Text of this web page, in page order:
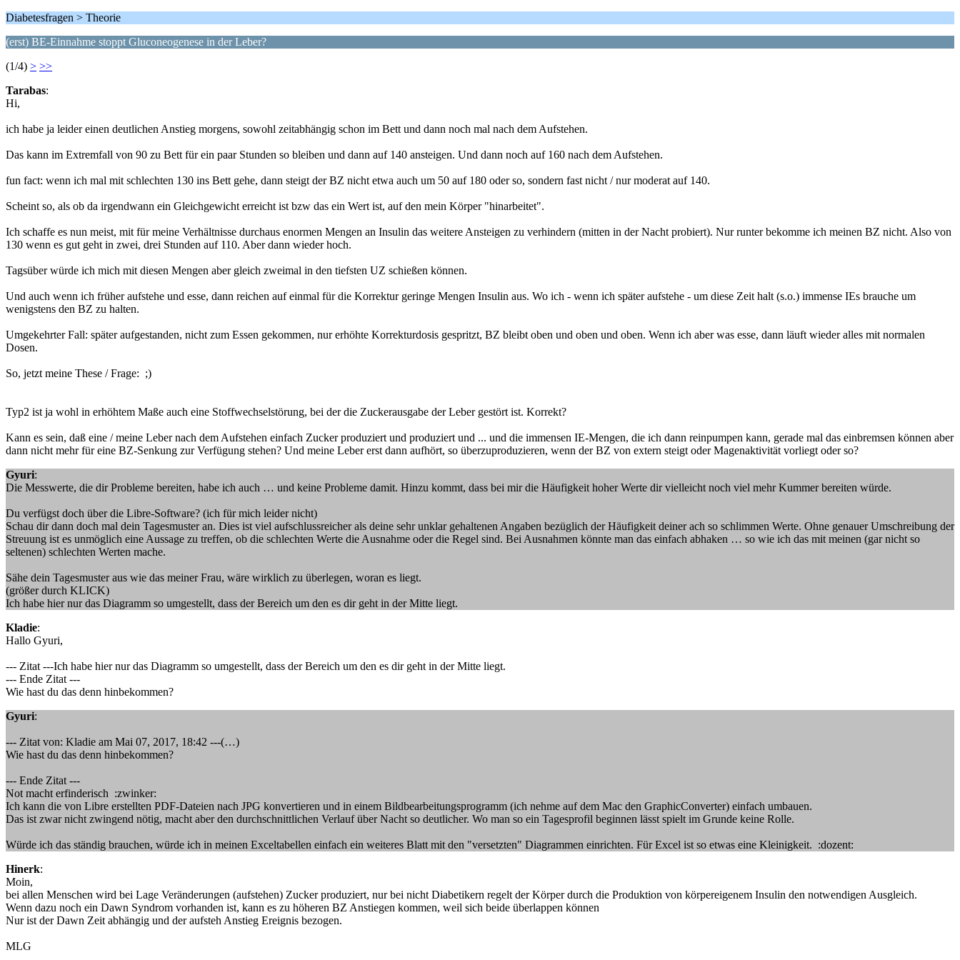
Diabetesfragen > Theorie
(erst) BE-Einnahme stoppt Gluconeogenese in der Leber?
(1/4) > >>
Tarabas:
Hi,
ich habe ja leider einen deutlichen Anstieg morgens, sowohl zeitabhängig schon im Bett und dann noch mal nach dem Aufstehen.
Das kann im Extremfall von 90 zu Bett für ein paar Stunden so bleiben und dann auf 140 ansteigen. Und dann noch auf 160 nach dem Aufstehen.
fun fact: wenn ich mal mit schlechten 130 ins Bett gehe, dann steigt der BZ nicht etwa auch um 50 auf 180 oder so, sondern fast nicht / nur moderat auf 140.
Scheint so, als ob da irgendwann ein Gleichgewicht erreicht ist bzw das ein Wert ist, auf den mein Körper "hinarbeitet".
Ich schaffe es nun meist, mit für meine Verhältnisse durchaus enormen Mengen an Insulin das weitere Ansteigen zu verhindern (mitten in der Nacht probiert). Nur runter bekomme ich meinen BZ nicht. Also von
130 wenn es gut geht in zwei, drei Stunden auf 110. Aber dann wieder hoch.
Tagsüber würde ich mich mit diesen Mengen aber gleich zweimal in den tiefsten UZ schießen können.
Und auch wenn ich früher aufstehe und esse, dann reichen auf einmal für die Korrektur geringe Mengen Insulin aus. Wo ich - wenn ich später aufstehe - um diese Zeit halt (s.o.) immense IEs brauche um
wenigstens den BZ zu halten.
Umgekehrter Fall: später aufgestanden, nicht zum Essen gekommen, nur erhöhte Korrekturdosis gespritzt, BZ bleibt oben und oben und oben. Wenn ich aber was esse, dann läuft wieder alles mit normalen
Dosen.
So, jetzt meine These / Frage: ;)
Typ2 ist ja wohl in erhöhtem Maße auch eine Stoffwechselstörung, bei der die Zuckerausgabe der Leber gestört ist. Korrekt?
Kann es sein, daß eine / meine Leber nach dem Aufstehen einfach Zucker produziert und produziert und ... und die immensen IE-Mengen, die ich dann reinpumpen kann, gerade mal das einbremsen können aber
dann nicht mehr für eine BZ-Senkung zur Verfügung stehen? Und meine Leber erst dann aufhört, so überzuproduzieren, wenn der BZ von extern steigt oder Magenaktivität vorliegt oder so?
Gyuri:
Die Messwerte, die dir Probleme bereiten, habe ich auch … und keine Probleme damit. Hinzu kommt, dass bei mir die Häufigkeit hoher Werte dir vielleicht noch viel mehr Kummer bereiten würde.
Du verfügst doch über die Libre-Software? (ich für mich leider nicht)
Schau dir dann doch mal dein Tagesmuster an. Dies ist viel aufschlussreicher als deine sehr unklar gehaltenen Angaben bezüglich der Häufigkeit deiner ach so schlimmen Werte. Ohne genauer Umschreibung der
Streuung ist es unmöglich eine Aussage zu treffen, ob die schlechten Werte die Ausnahme oder die Regel sind. Bei Ausnahmen könnte man das einfach abhaken … so wie ich das mit meinen (gar nicht so
seltenen) schlechten Werten mache.
Sähe dein Tagesmuster aus wie das meiner Frau, wäre wirklich zu überlegen, woran es liegt.
(größer durch KLICK)
Ich habe hier nur das Diagramm so umgestellt, dass der Bereich um den es dir geht in der Mitte liegt.
Kladie:
Hallo Gyuri,
--- Zitat ---Ich habe hier nur das Diagramm so umgestellt, dass der Bereich um den es dir geht in der Mitte liegt.
--- Ende Zitat ---
Wie hast du das denn hinbekommen?
Gyuri:
--- Zitat von: Kladie am Mai 07, 2017, 18:42 ---(…)
Wie hast du das denn hinbekommen?
--- Ende Zitat ---
Not macht erfinderisch :zwinker:
Ich kann die von Libre erstellten PDF-Dateien nach JPG konvertieren und in einem Bildbearbeitungsprogramm (ich nehme auf dem Mac den GraphicConverter) einfach umbauen.
Das ist zwar nicht zwingend nötig, macht aber den durchschnittlichen Verlauf über Nacht so deutlicher. Wo man so ein Tagesprofil beginnen lässt spielt im Grunde keine Rolle.
Würde ich das ständig brauchen, würde ich in meinen Exceltabellen einfach ein weiteres Blatt mit den "versetzten" Diagrammen einrichten. Für Excel ist so etwas eine Kleinigkeit. :dozent:
Hinerk:
Moin,
bei allen Menschen wird bei Lage Veränderungen (aufstehen) Zucker produziert, nur bei nicht Diabetikern regelt der Körper durch die Produktion von körpereigenem Insulin den notwendigen Ausgleich.
Wenn dazu noch ein Dawn Syndrom vorhanden ist, kann es zu höheren BZ Anstiegen kommen, weil sich beide überlappen können
Nur ist der Dawn Zeit abhängig und der aufsteh Anstieg Ereignis bezogen.
MLG